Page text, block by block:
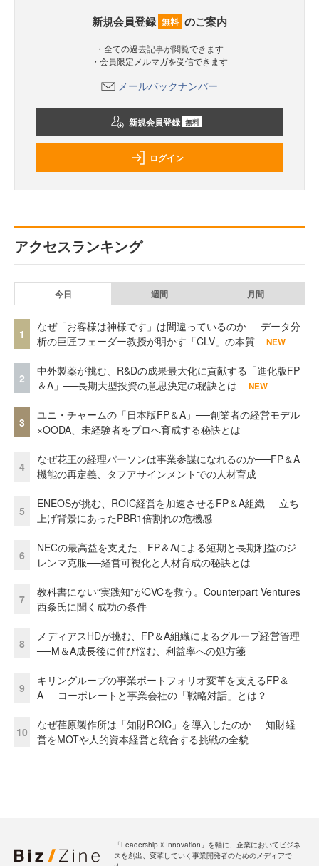
新規会員登録 無料 のご案内
・全ての過去記事が閲覧できます
・会員限定メルマガを受信できます
メールバックナンバー
新規会員登録 無料
ログイン
アクセスランキング
今日 週間 月間
1
なぜ「お客様は神様です」は間違っているのか──データ分
析の巨匠フェーダー教授が明かす「CLV」の本質
NEW
2
中外製薬が挑む、R&Dの成果最大化に貢献する「進化版FP
＆A」──長期大型投資の意思決定の秘訣とは
NEW
3
ユニ・チャームの「日本版FP＆A」──創業者の経営モデル
×OODA、未経験者をプロへ育成する秘訣とは
4
なぜ花王の経理パーソンは事業参謀になれるのか──FP＆A
機能の再定義、タフアサインメントでの人材育成
5
ENEOSが挑む、ROIC経営を加速させるFP＆A組織──立ち
上げ背景にあったPBR1倍割れの危機感
6
NECの最高益を支えた、FP＆Aによる短期と長期利益のジ
レンマ克服──経営可視化と人材育成の秘訣とは
7
教科書にない“実践知”がCVCを救う。Counterpart Ventures
西条氏に聞く成功の条件
8
メディアスHDが挑む、FP＆A組織によるグループ経営管理
──M＆A成長後に伸び悩む、利益率への処方箋
9
キリングループの事業ポートフォリオ変革を支えるFP＆
A──コーポレートと事業会社の「戦略対話」とは？
10
なぜ荏原製作所は「知財ROIC」を導入したのか──知財経
営をMOTや人的資本経営と統合する挑戦の全貌
「Leadership ☓ Innovation」を軸に、企業においてビジネ
スを創出、変革していく事業開発者のためのメディアで